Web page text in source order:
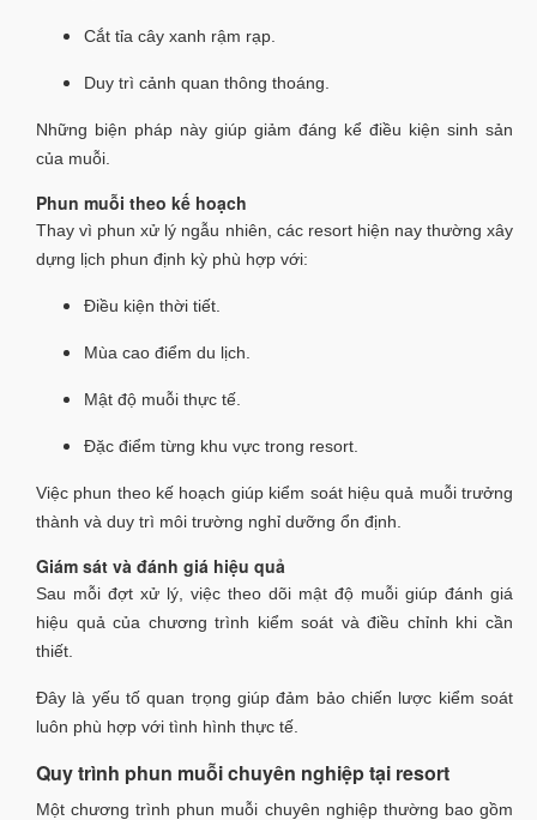
Cắt tỉa cây xanh rậm rạp.
Duy trì cảnh quan thông thoáng.
Những biện pháp này giúp giảm đáng kể điều kiện sinh sản
của muỗi.
Phun muỗi theo kế hoạch
Thay vì phun xử lý ngẫu nhiên, các resort hiện nay thường xây
dựng lịch phun định kỳ phù hợp với:
Điều kiện thời tiết.
Mùa cao điểm du lịch.
Mật độ muỗi thực tế.
Đặc điểm từng khu vực trong resort.
Việc phun theo kế hoạch giúp kiểm soát hiệu quả muỗi trưởng
thành và duy trì môi trường nghỉ dưỡng ổn định.
Giám sát và đánh giá hiệu quả
Sau mỗi đợt xử lý, việc theo dõi mật độ muỗi giúp đánh giá
hiệu quả của chương trình kiểm soát và điều chỉnh khi cần
thiết.
Đây là yếu tố quan trọng giúp đảm bảo chiến lược kiểm soát
luôn phù hợp với tình hình thực tế.
Quy trình phun muỗi chuyên nghiệp tại resort
Một chương trình phun muỗi chuyên nghiệp thường bao gồm